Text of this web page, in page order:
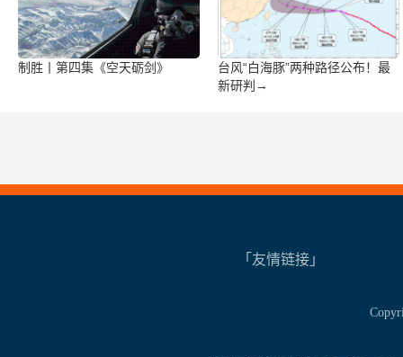
制胜丨第四集《空天砺剑》
台风“白海豚”两种路径公布！最
新研判→
「友情链接」